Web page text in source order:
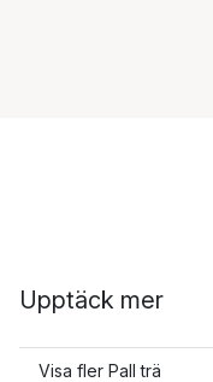
Upptäck mer
Visa fler Pall trä